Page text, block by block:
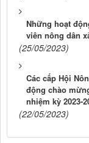
Những hoạt
viên nông dân
(25/05/2023)
Các cấp Hội
động chào
nhiệm kỳ 2023-
(22/05/2023)